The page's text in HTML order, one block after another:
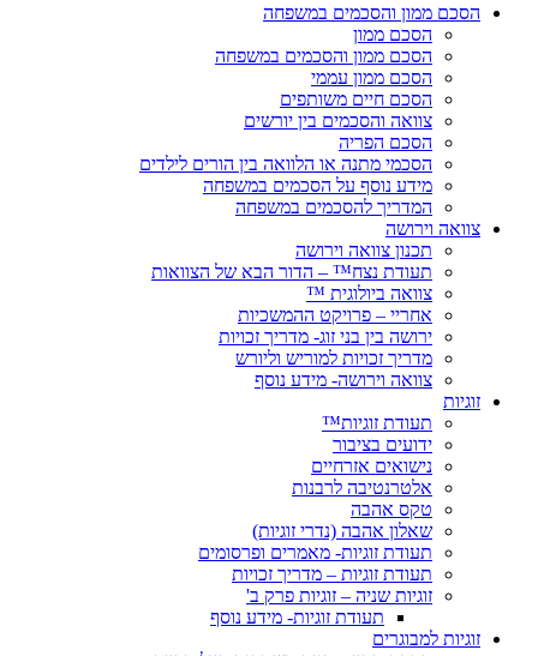
הסכם ממון והסכמים במשפחה
הסכם ממון
הסכם ממון והסכמים במשפחה
הסכם ממון עממי
הסכם חיים משותפים
צוואה והסכמים בין יורשים
הסכם הפריה
הסכמי מתנה או הלוואה בין הורים לילדים
מידע נוסף על הסכמים במשפחה
המדריך להסכמים במשפחה
צוואה וירושה
תכנון צוואה וירושה
תעודת נצח™ – הדור הבא של הצוואות
צוואה ביולוגית ™
אחריי – פרויקט ההמשכיות
ירושה בין בני זוג- מדריך זכויות
מדריך זכויות למוריש וליורש
צוואה וירושה- מידע נוסף
זוגיות
תעודת זוגיות™
ידועים בציבור
נישואים אזרחיים
אלטרנטיבה לרבנות
טקס אהבה
שאלון אהבה (נדרי זוגיות)
תעודת זוגיות- מאמרים ופרסומים
תעודת זוגיות – מדריך זכויות
זוגיות שניה – זוגיות פרק ב'
תעודת זוגיות- מידע נוסף
זוגיות למבוגרים